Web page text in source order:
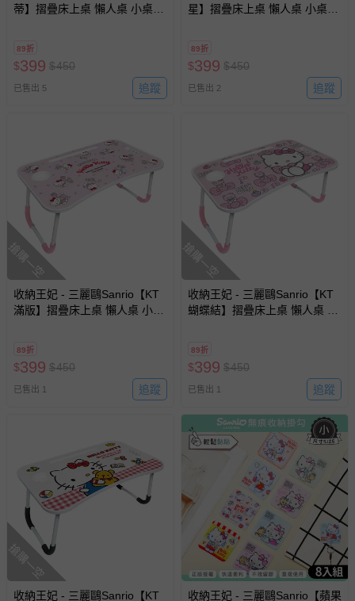
蒂】摺疊床上桌 懶人桌 小桌子
89折
$399 $450
已售出 5 追蹤
星】摺疊床上桌 懶人桌 小桌子
89折
$399 $450
已售出 2 追蹤
搶購一空
收納王妃 - 三麗鷗Sanrio【KT
滿版】摺疊床上桌 懶人桌 小桌
89折
$399 $450
已售出 1 追蹤
搶購一空
收納王妃 - 三麗鷗Sanrio【KT
蝴蝶結】摺疊床上桌 懶人桌 小
89折
$399 $450
已售出 1 追蹤
搶購一空
收納王妃 - 三麗鷗Sanrio【KT
收納王妃 - 三麗鷗Sanrio【蘋果